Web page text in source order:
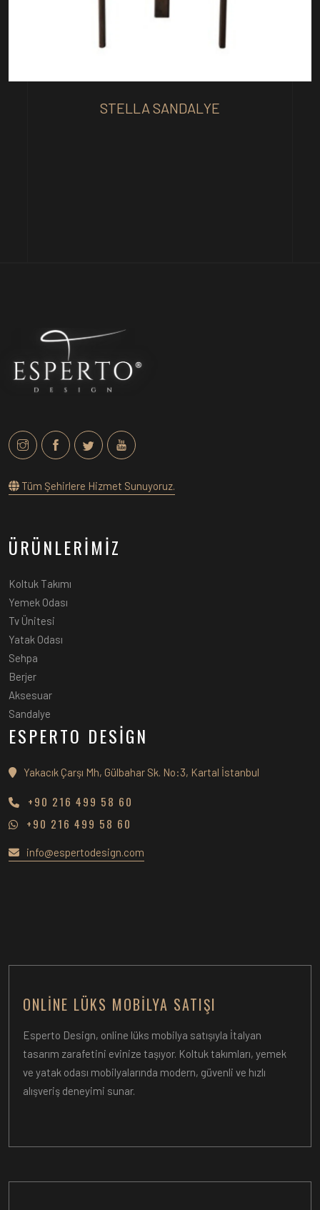
STELLA SANDALYE
Tüm Şehirlere Hizmet Sunuyoruz.
ÜRÜNLERİMİZ
Koltuk Takımı
Yemek Odası
Tv Ünitesi
Yatak Odası
Sehpa
Berjer
Aksesuar
Sandalye
ESPERTO DESİGN
Yakacık Çarşı Mh, Gülbahar Sk. No:3, Kartal İstanbul
+90 216 499 58 60
+90 216 499 58 60
info@espertodesign.com
ONLINE LÜKS MOBILYA SATIŞI
Esperto Design, online lüks mobilya satışıyla İtalyan
tasarım zarafetini evinize taşıyor. Koltuk takımları, yemek
ve yatak odası mobilyalarında modern, güvenli ve hızlı
alışveriş deneyimi sunar.